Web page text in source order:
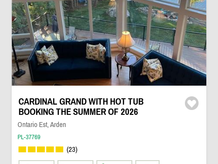
CARDINAL GRAND WITH HOT TUB
BOOKING THE SUMMER OF 2026
Ontario Est, Arden
PL-37769
(23)